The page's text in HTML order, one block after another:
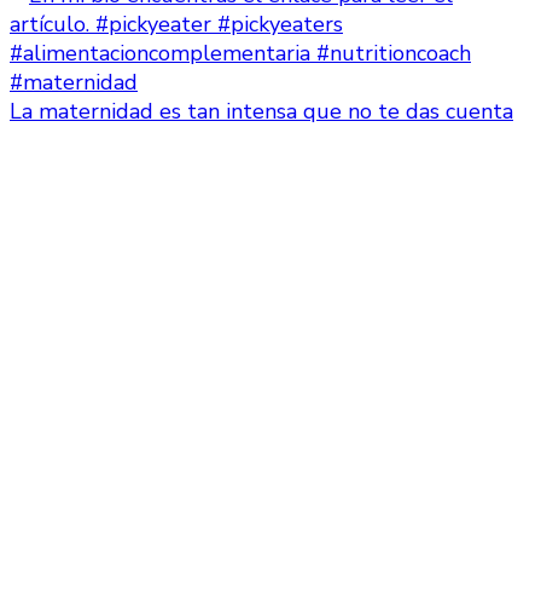
La maternidad es tan intensa que no te das cuenta